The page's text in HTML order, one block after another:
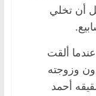
20 سبتمبر 2019، قبل أن تخلي
كانت يوم 26 سبتمبر 2019، عندما ألقت
وزوجته
أحمد